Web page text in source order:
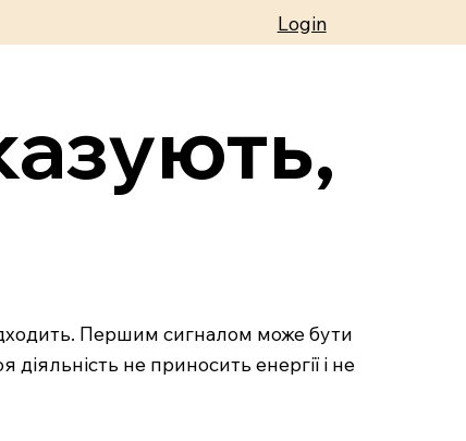
Login
Першим сигналом може бути
не приносить енергії і не